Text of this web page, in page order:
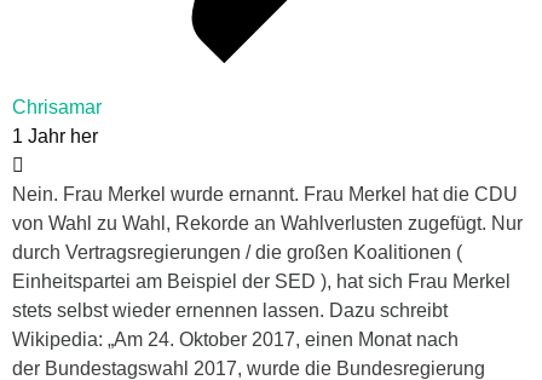
Chrisamar
1 Jahr her
Nein. Frau Merkel wurde ernannt. Frau Merkel hat die CDU
von Wahl zu Wahl, Rekorde an Wahlverlusten zugefügt. Nur
durch Vertragsregierungen / die großen Koalitionen (
Einheitspartei am Beispiel der SED ), hat sich Frau Merkel
stets selbst wieder ernennen lassen. Dazu schreibt
Wikipedia: „Am 24. Oktober 2017, einen Monat nach
der Bundestagswahl 2017, wurde die Bundesregierung